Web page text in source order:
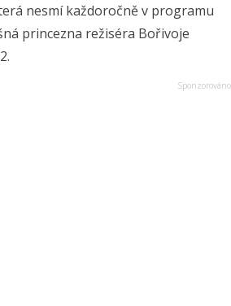
nesmí každoročně v programu
princezna režiséra Bořivoje